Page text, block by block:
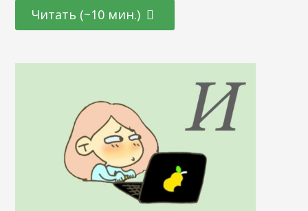
ранжирования. И он должен подходить вашей аудитории.
Она должна любить ваш ресурс. В этой статье мы
Гармоничное продвижение значит, что ваша цель…
Читать (~10 мин.)